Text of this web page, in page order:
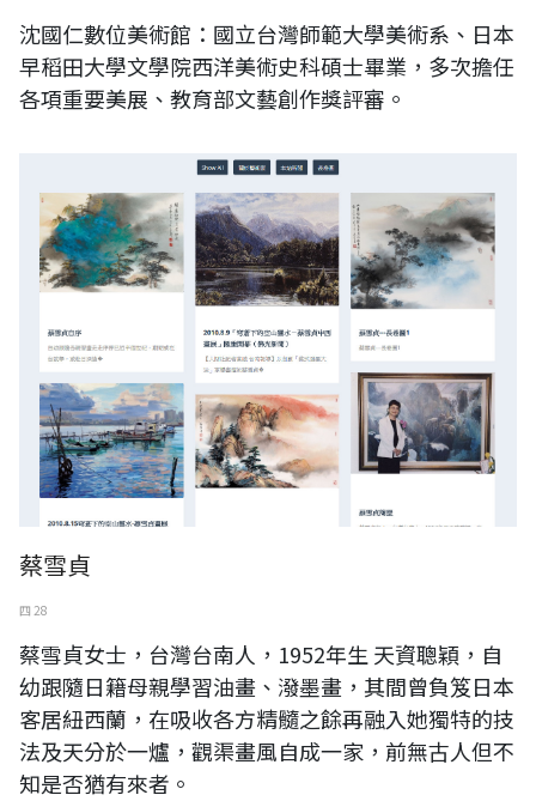
沈國仁數位美術館：國立台灣師範大學美術系、日本
早稻田大學文學院西洋美術史科碩士畢業，多次擔任
各項重要美展、教育部文藝創作獎評審。
蔡雪貞
四 28
蔡雪貞女士，台灣台南人，1952年生 天資聰穎，自
幼跟隨日籍母親學習油畫、潑墨畫，其間曾負笈日本
客居紐西蘭，在吸收各方精髓之餘再融入她獨特的技
法及天分於一爐，觀渠畫風自成一家，前無古人但不
知是否猶有來者。